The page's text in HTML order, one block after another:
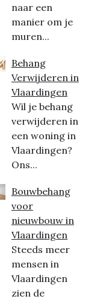
naar een
manier om je
muren...
Behang
Verwijderen in
Vlaardingen
Wil je behang
verwijderen in
een woning in
Vlaardingen?
Ons...
Bouwbehang
voor
nieuwbouw in
Vlaardingen
Steeds meer
mensen in
Vlaardingen
zien de